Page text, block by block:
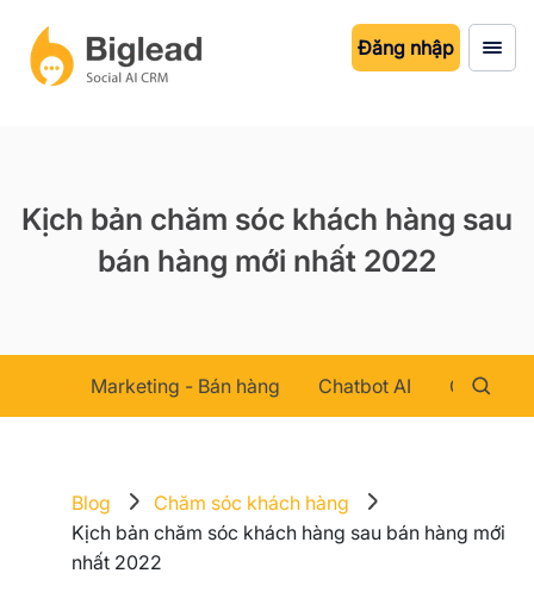
Đăng nhập
Kịch bản chăm sóc khách hàng sau
bán hàng mới nhất 2022
Marketing - Bán hàng Chatbot AI Chăm
Blog
Chăm sóc khách hàng
Kịch bản chăm sóc khách hàng sau bán hàng mới
nhất 2022